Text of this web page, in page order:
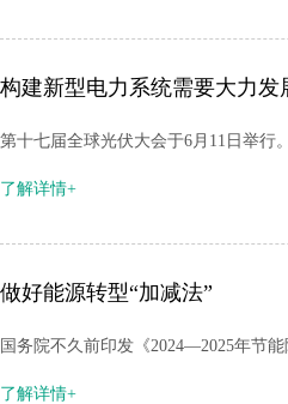
构建新型电力系统需要大力
第十七届全球光伏大会于6月11日举行
了解详情+
做好能源转型“加减法”
国务院不久前印发《2024—2025年节
了解详情+